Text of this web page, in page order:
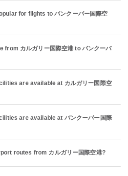
for flights to バンクーバー国際空
カルガリー国際空港 to バンクーバ
are available at カルガリー国際空
are available at バンクーバー国際
routes from カルガリー国際空港?